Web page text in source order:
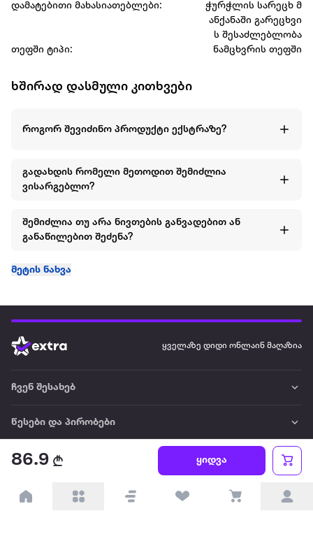
86.9 ყიდვა
დამატებითი მახასიათებლები:
ჭურჭლის სარეცხ მ
ანქანაში გარეცხვი
ს შესაძლებლობა
თეფში ტიპი:
ნამცხვრის თეფში
ხშირად დასმული კითხვები
როგორ შევიძინო პროდუქტი ექსტრაზე?
გადახდის რომელი მეთოდით შემიძლია
ვისარგებლო?
შემიძლია თუ არა ნივთების განვადებით ან
განაწილებით შეძენა?
მეტის ნახვა
ყველაზე დიდი ონლაინ მაღაზია
ჩვენ შესახებ
წესები და პირობები
პარტნიორებისთვის
ტრენდული